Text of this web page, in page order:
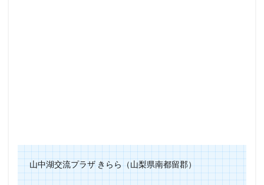
山中湖交流プラザ きらら（山梨県南都留郡）